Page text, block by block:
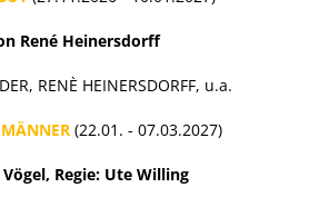
René Heinersdorff
RENÈ HEINERSDORFF, u.a.
(22.01. - 07.03.2027)
Regie: Ute Willing